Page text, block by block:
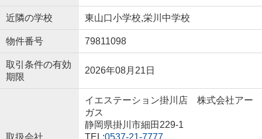
近隣の学校 東山口小学校,栄川中学校
物件番号 79811098
取引条件の有効
期限
2026年08月21日
取扱会社
イエステーション掛川店 株式会社アー
ガス
静岡県掛川市細田229-1
TEL:0537-21-7777